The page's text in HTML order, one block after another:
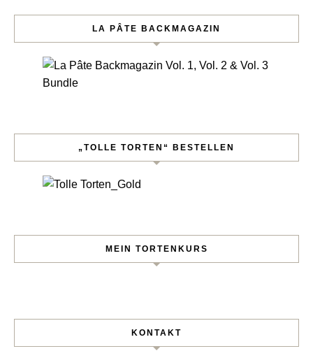
LA PÂTE BACKMAGAZIN
„TOLLE TORTEN“ BESTELLEN
MEIN TORTENKURS
KONTAKT